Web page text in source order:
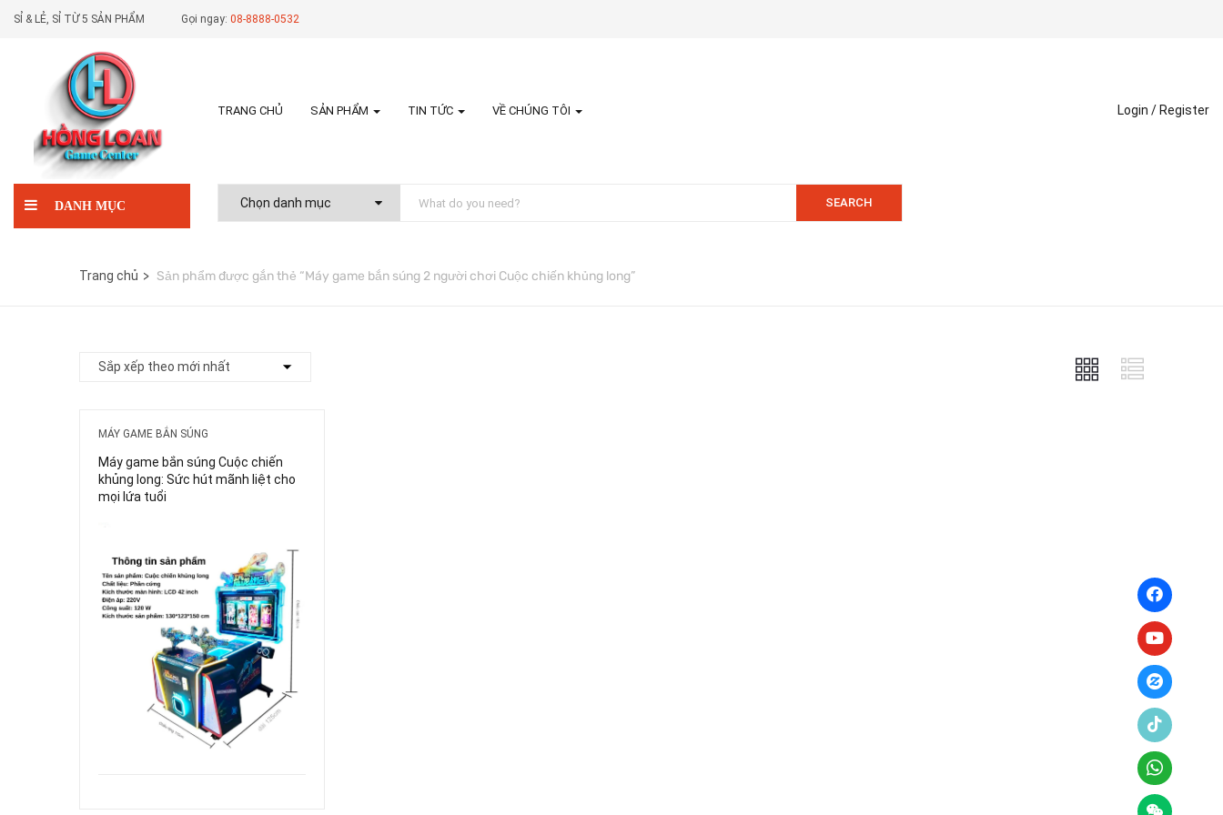
SỈ & LẺ, SỈ TỪ 5 SẢN PHẨM Gọi ngay: 08-8888-0532
TRANG CHỦ SẢN PHẨM TIN TỨC VỀ CHÚNG TÔI Login / Register
DANH MỤC SEARCH
Trang chủ Sản phẩm được gắn thẻ “Máy game bắn súng 2 người chơi Cuộc chiến khủng long”
MÁY GAME BẮN SÚNG
Máy game bắn súng Cuộc chiến
khủng long: Sức hút mãnh liệt cho
mọi lứa tuổi